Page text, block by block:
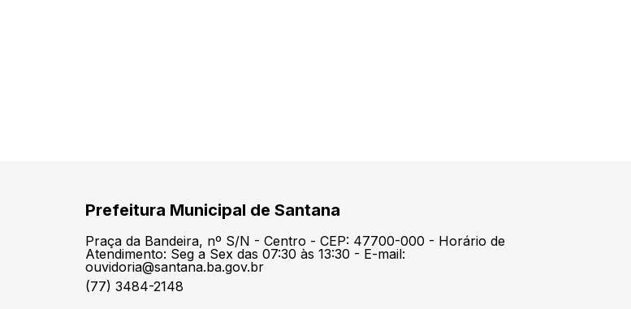
Prefeitura Municipal de Santana
Praça da Bandeira, nº S/N - Centro - CEP: 47700-000 - Horário de
Atendimento: Seg a Sex das 07:30 às 13:30 - E-mail:
ouvidoria@santana.ba.gov.br
(77) 3484-2148